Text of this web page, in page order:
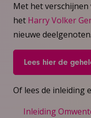
Met het verschijnen
het Harry Volker
nieuwe deelgenoten.
Lees hier de
Of lees de inleiding
Inleiding